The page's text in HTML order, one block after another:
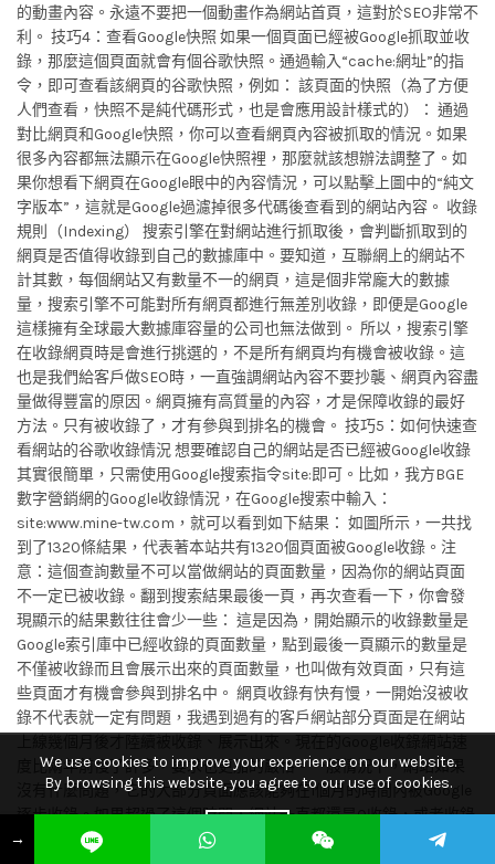
的動畫內容。永遠不要把一個動畫作為網站首頁，這對於SEO非常不
利。 技巧4：查看Google快照 如果一個頁面已經被Google抓取並收
錄，那麼這個頁面就會有個谷歌快照。通過輸入“cache:網址”的指
令，即可查看該網頁的谷歌快照，例如： 該頁面的快照（為了方便
人們查看，快照不是純代碼形式，也是會應用設計樣式的）： 通過
對比網頁和Google快照，你可以查看網頁內容被抓取的情況。如果
很多內容都無法顯示在Google快照裡，那麼就該想辦法調整了。如
果你想看下網頁在Google眼中的內容情況，可以點擊上圖中的“純文
字版本”，這就是Google過濾掉很多代碼後查看到的網站內容。 收錄
規則（Indexing） 搜索引擎在對網站進行抓取後，會判斷抓取到的
網頁是否值得收錄到自己的數據庫中。要知道，互聯網上的網站不
計其數，每個網站又有數量不一的網頁，這是個非常龐大的數據
量，搜索引擎不可能對所有網頁都進行無差別收錄，即便是Google
這樣擁有全球最大數據庫容量的公司也無法做到。 所以，搜索引擎
在收錄網頁時是會進行挑選的，不是所有網頁均有機會被收錄。這
也是我們給客戶做SEO時，一直強調網站內容不要抄襲、網頁內容盡
量做得豐富的原因。網頁擁有高質量的內容，才是保障收錄的最好
方法。只有被收錄了，才有參與到排名的機會。 技巧5：如何快速查
看網站的谷歌收錄情況 想要確認自己的網站是否已經被Google收錄
其實很簡單，只需使用Google搜索指令site:即可。比如，我方BGE
數字營銷網的Google收錄情況，在Google搜索中輸入：
site:www.mine-tw.com，就可以看到如下結果： 如圖所示，一共找
到了1320條結果，代表著本站共有1320個頁面被Google收錄。注
意：這個查詢數量不可以當做網站的頁面數量，因為你的網站頁面
不一定已被收錄。翻到搜索結果最後一頁，再次查看一下，你會發
現顯示的結果數往往會少一些： 這是因為，開始顯示的收錄數量是
Google索引庫中已經收錄的頁面數量，點到最後一頁顯示的數量是
不僅被收錄而且會展示出來的頁面數量，也叫做有效頁面，只有這
些頁面才有機會參與到排名中。 網頁收錄有快有慢，一開始沒被收
錄不代表就一定有問題，我遇到過有的客戶網站部分頁面是在網站
度比兩年前慢了許多，要求也更加的嚴格。一般情況下，網站如果
沒有什麼問題，它的大部分頁面應該能夠在1個月的時間內被Google
逐步收錄。如果超過了這個時間，網站一直都還是0收錄，或者收錄
比率很小，你就該找找原因了。 同理，site:指令可以用來查詢具體
→
We use cookies to improve your experience on our website.
By browsing this website, you agree to our use of cookies.